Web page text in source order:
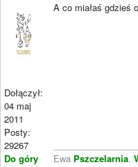
Dołączył:
04 maj
2011
Posty:
29267
Do góry
A co miałaś gdzieś
Ewa Pszczelarnia.